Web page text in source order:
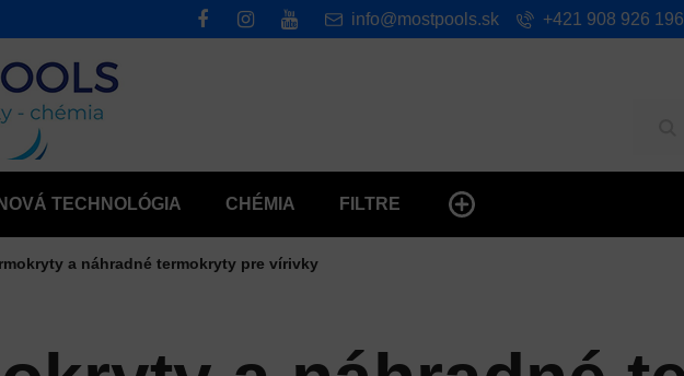
TECHNOLÓGIA CHÉMIA FILTRE
info@mostpools.sk +421 908 926 196
a náhradné termokryty pre vírivky